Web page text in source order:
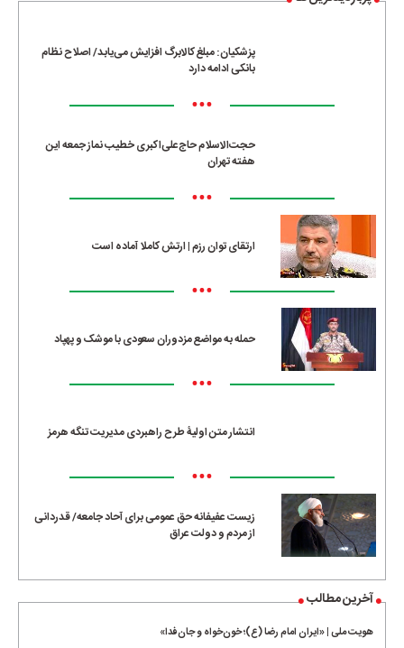
پزشکیان: مبلغ کالابرگ افزایش می‌یابد/ اصلاح نظام
بانکی ادامه دارد
•••
حجت‌الاسلام حاج‌علی‌اکبری خطیب نماز جمعه این
هفته تهران
•••
ارتقای توان رزم | ارتش کاملا آماده است
•••
حمله به مواضع مزدوران سعودی با موشک و پهپاد
•••
انتشار متن اولیۀ طرح راهبردی مدیریت تنگه هرمز
•••
زیست عفیفانه حق عمومی برای آحاد جامعه/ قدردانی
از مردم و دولت عراق
آخرین مطالب
هویت ملی | «ایران امام رضا (ع)؛ خون‌خواه و جان‌فدا»